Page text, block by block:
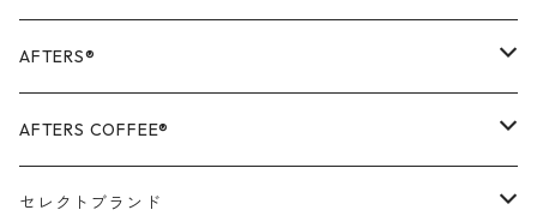
AFTERS®️
OUTER
TOPS
AFTERS COFFEE®️
APPALEL / GOODS
セレクトブランド